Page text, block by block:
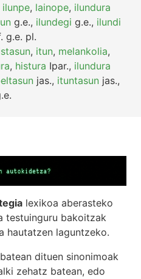
ilunpe, lainope, ilundura
g.e., ilundegi g.e., ilundi
g.e. pl.
, itun, melankolia,
, histura Ipar., ilundura
jas., ituntasun jas.,
lexikoa aberasteko
testuinguru bakoitzak
hautatzen laguntzeko.
dituen sinonimoak
zehatz batean, edo